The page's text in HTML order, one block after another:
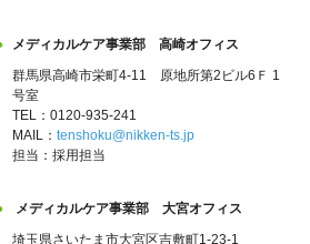
メディカルケア事業部 高崎オフィス
群馬県高崎市栄町4-11 原地所第2ビル6Ｆ 1
号室
TEL：0120-935-241
MAIL： tenshoku@nikken-ts.jp
担当：採用担当
メディカルケア事業部 大宮オフィス
埼玉県さいたま市大宮区吉敷町1-23-1